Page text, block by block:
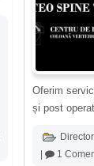
Oferim
și post
1